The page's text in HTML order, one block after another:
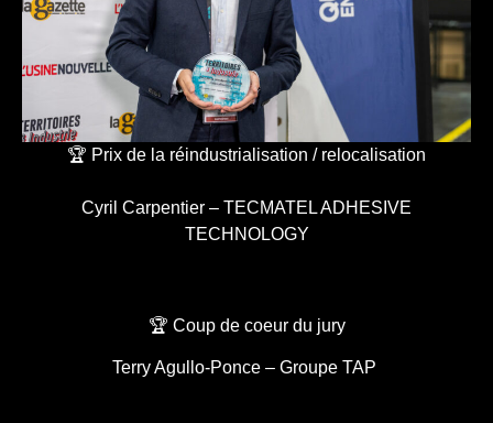
🏆 Prix de la réindustrialisation / relocalisation
Cyril Carpentier – TECMATEL ADHESIVE
TECHNOLOGY
🏆 Coup de coeur du jury
Terry Agullo-Ponce – Groupe TAP